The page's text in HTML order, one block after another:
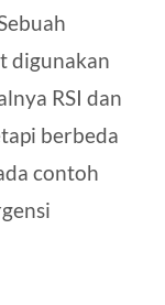
digunakan
RSI dan
berbeda
contoh